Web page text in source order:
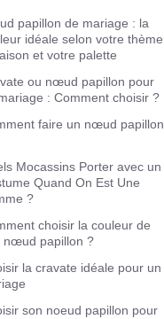
papillon de mariage : la
idéale selon votre thème,
et votre palette
ou nœud papillon pour
: Comment choisir ?
faire un nœud papillon
Mocassins Porter avec un
Quand On Est Une
?
choisir la couleur de
nœud papillon ?
la cravate idéale pour un
son noeud papillon pour